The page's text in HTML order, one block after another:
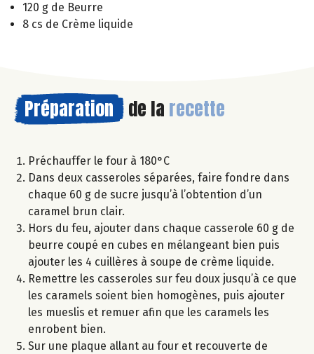
120 g de Beurre
8 cs de Crème liquide
Préparation de la recette
Préchauffer le four à 180°C
Dans deux casseroles séparées, faire fondre dans
chaque 60 g de sucre jusqu’à l’obtention d’un
caramel brun clair.
Hors du feu, ajouter dans chaque casserole 60 g de
beurre coupé en cubes en mélangeant bien puis
ajouter les 4 cuillères à soupe de crème liquide.
Remettre les casseroles sur feu doux jusqu’à ce que
les caramels soient bien homogènes, puis ajouter
les mueslis et remuer afin que les caramels les
enrobent bien.
Sur une plaque allant au four et recouverte de